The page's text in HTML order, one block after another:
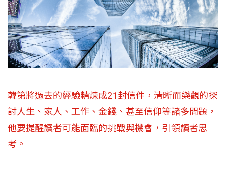
韓第將過去的經驗精煉成21封信件，清晰而樂觀的探
討人生、家人、工作、金錢、甚至信仰等諸多問題，
他要提醒讀者可能面臨的挑戰與機會，引領讀者思
考。